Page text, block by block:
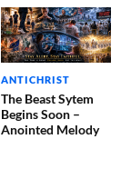
ANTICHRIST
The Beast Sytem
Begins Soon –
Anointed Melody